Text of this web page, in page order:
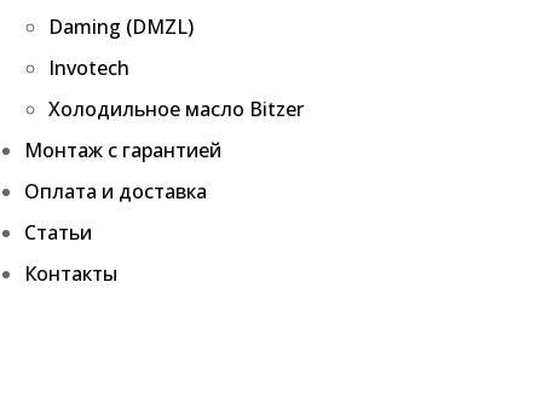
Daming (DMZL)
Invotech
Холодильное масло Bitzer
Монтаж с гарантией
Оплата и доставка
Статьи
Контакты